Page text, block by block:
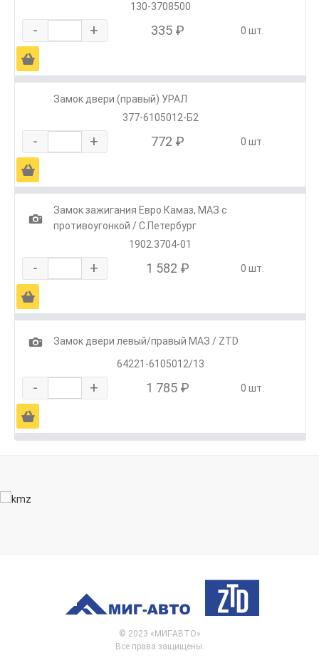
130-3708500
- + 335 ₽ 0 шт.
Ä
Замок двери (правый) УРАЛ
377-6105012-Б2
- + 772 ₽ 0 шт.
Ä
1
Замок зажигания Евро Камаз, МАЗ с
противоугонкой / С.Петербург
1902.3704-01
- + 1 582 ₽ 0 шт.
Ä
1
Замок двери левый/правый МАЗ / ZTD
64221-6105012/13
- + 1 785 ₽ 0 шт.
Ä
© 2023 «МИГ-АВТО»
Все права защищены.